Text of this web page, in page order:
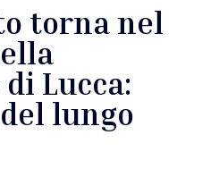
torna nel
Lucca:
lungo